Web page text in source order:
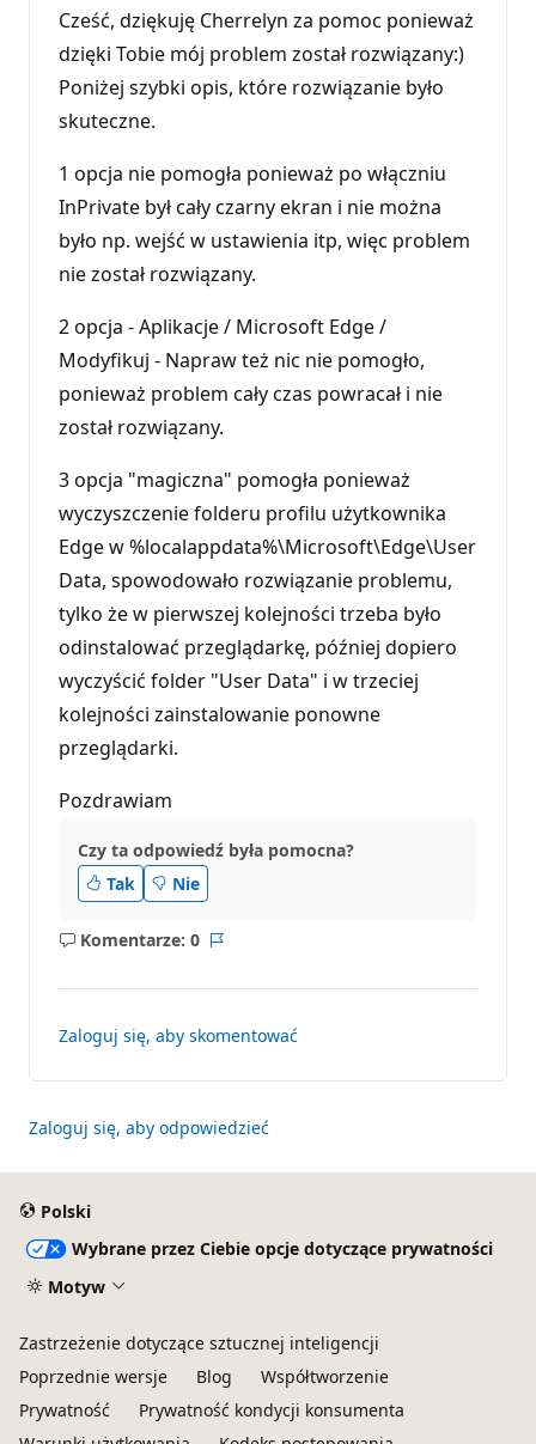
t
y
r
e
p
u
t
Cześć, dziękuję Cherrelyn za pomoc ponieważ
dzięki Tobie mój problem został rozwiązany:)
Poniżej szybki opis, które rozwiązanie było
skuteczne.
1 opcja nie pomogła ponieważ po włączniu
InPrivate był cały czarny ekran i nie można
było np. wejść w ustawienia itp, więc problem
nie został rozwiązany.
2 opcja - Aplikacje / Microsoft Edge /
Modyfikuj - Napraw też nic nie pomogło,
ponieważ problem cały czas powracał i nie
został rozwiązany.
3 opcja "magiczna" pomogła ponieważ
wyczyszczenie folderu profilu użytkownika
Edge w %localappdata%\Microsoft\Edge\User
Data, spowodowało rozwiązanie problemu,
tylko że w pierwszej kolejności trzeba było
odinstalować przeglądarkę, później dopiero
wyczyścić folder "User Data" i w trzeciej
kolejności zainstalowanie ponowne
przeglądarki.
Pozdrawiam
Czy ta odpowiedź była pomocna?
Tak
Nie
Komentarze: 0
Brak
Zaloguj się, aby skomentować
Zaloguj się, aby odpowiedzieć
Polski
Wybrane przez Ciebie opcje dotyczące prywatności
Motyw
Zastrzeżenie dotyczące sztucznej inteligencji
Poprzednie wersje
Blog
Współtworzenie
Prywatność
Prywatność kondycji konsumenta